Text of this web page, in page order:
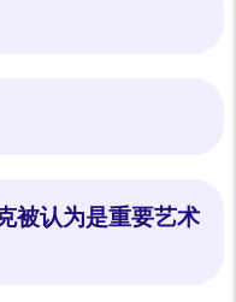
被认为是重要艺术